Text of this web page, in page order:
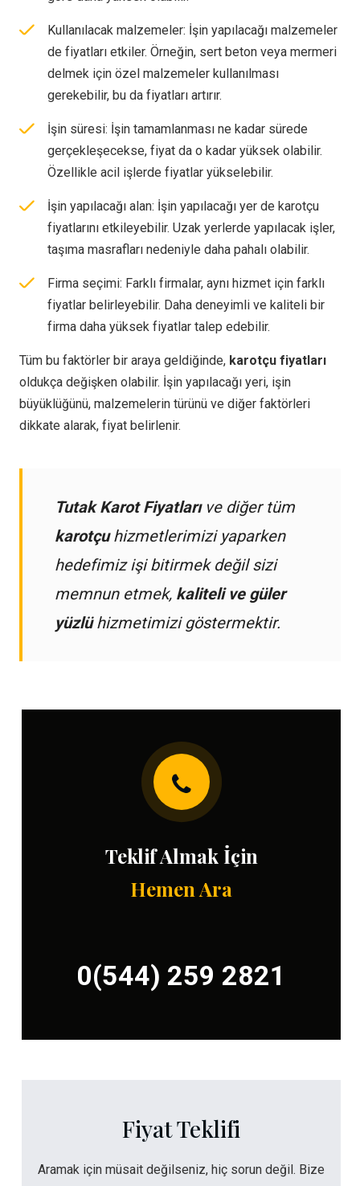
Kullanılacak malzemeler: İşin yapılacağı malzemeler
de fiyatları etkiler. Örneğin, sert beton veya mermeri
delmek için özel malzemeler kullanılması
gerekebilir, bu da fiyatları artırır.
İşin süresi: İşin tamamlanması ne kadar sürede
gerçekleşecekse, fiyat da o kadar yüksek olabilir.
Özellikle acil işlerde fiyatlar yükselebilir.
İşin yapılacağı alan: İşin yapılacağı yer de karotçu
fiyatlarını etkileyebilir. Uzak yerlerde yapılacak işler,
taşıma masrafları nedeniyle daha pahalı olabilir.
Firma seçimi: Farklı firmalar, aynı hizmet için farklı
fiyatlar belirleyebilir. Daha deneyimli ve kaliteli bir
firma daha yüksek fiyatlar talep edebilir.
Tüm bu faktörler bir araya geldiğinde, karotçu fiyatları
oldukça değişken olabilir. İşin yapılacağı yeri, işin
büyüklüğünü, malzemelerin türünü ve diğer faktörleri
dikkate alarak, fiyat belirlenir.
Tutak Karot Fiyatlarıve diğer tüm
karotçuhizmetlerimizi yaparken
hedefimiz işi bitirmek değil sizi
memnun etmek, kaliteli ve güler
yüzlühizmetimizi göstermektir.
Teklif Almak İçin
Hemen Ara
0(544) 259 2821
Fiyat Teklifi
Aramak için müsait değilseniz, hiç sorun değil. Bize